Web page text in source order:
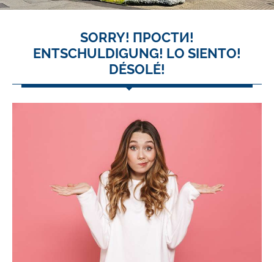
SORRY! ПРОСТИ!
ENTSCHULDIGUNG! LO SIENTO!
DÉSOLÉ!